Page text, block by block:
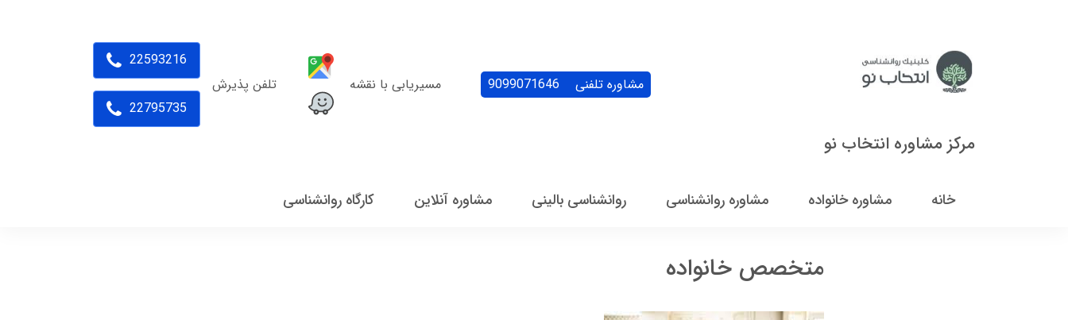
مرکز مشاوره انتخاب نو
مشاوره تلفنی 9099071646 مسیریابی با نقشه تلفن پذیرش
22593216
22795735
خانه مشاوره خانواده مشاوره روانشناسی روانشناسی بالینی مشاوره آنلاین کارگاه روانشناسی
متخصص خانواده